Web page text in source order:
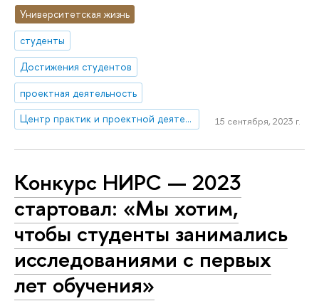
Университетская жизнь
студенты
Достижения студентов
проектная деятельность
Центр практик и проектной деятельности
15 сентября, 2023 г.
Конкурс НИРС — 2023
стартовал: «Мы хотим,
чтобы студенты занимались
исследованиями с первых
лет обучения»